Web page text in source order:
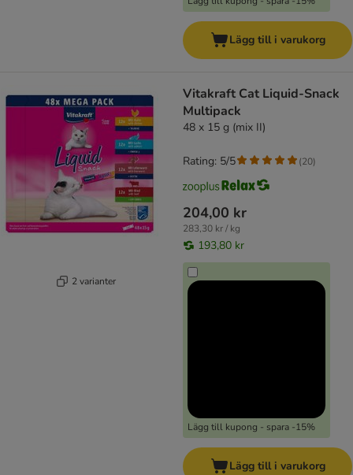
Lägg till i varukorg
2 varianter
Vitakraft Cat Liquid-Snack
Multipack
48 x 15 g (mix II)
204,00 kr
283,30 kr / kg
193,80 kr
Lägg till kupong - spara -15%
Rating: 5/5 (20)
Lägg till i varukorg